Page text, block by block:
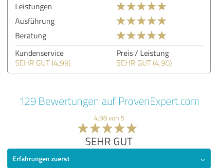
Leistungen
Ausführung
Beratung
Kundenservice
SEHR GUT (4,99)
Preis / Leistung
SEHR GUT (4,90)
129 Bewertungen auf ProvenExpert.com
4,98 von 5
SEHR GUT
Erfahrungen zuerst